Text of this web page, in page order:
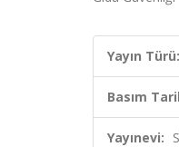
Yayın Türü:
Basım
Yayınevi: